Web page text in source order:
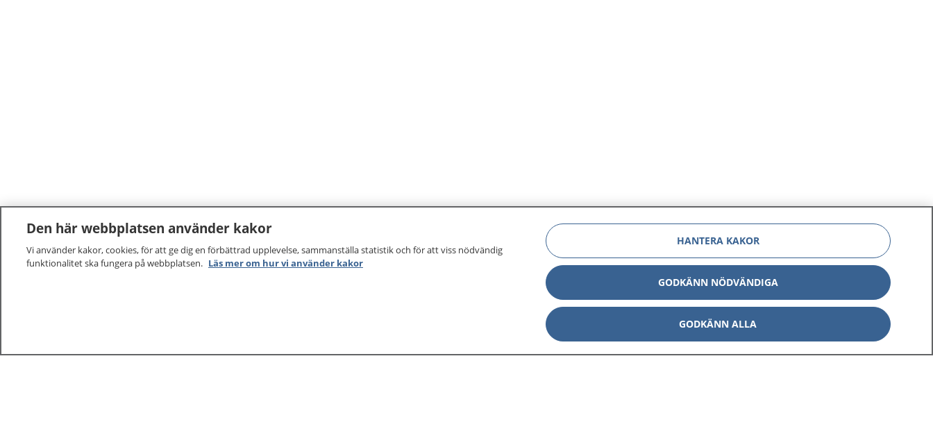
Den här webbplatsen använder kakor
Vi använder kakor, cookies, för att ge dig en förbättrad upplevelse, sammanställa statistik och för att viss nödvändig
funktionalitet ska fungera på webbplatsen. Läs mer om hur vi använder kakor
HANTERA KAKOR
GODKÄNN NÖDVÄNDIGA
GODKÄNN ALLA